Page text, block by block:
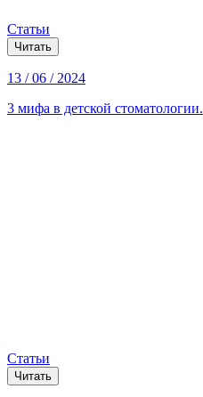
Статьи
Читать
13 / 06 / 2024
3 мифа в детской стоматологии.
Статьи
Читать